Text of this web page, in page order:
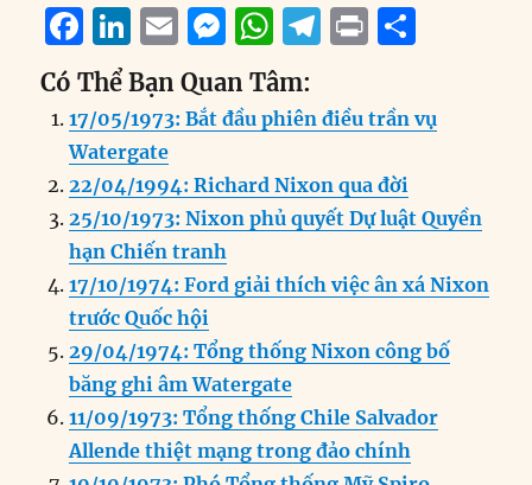
F
a
c
e
b
o
o
k
Li
n
k
e
d
I
n
E
m
ai
l
M
ss
e
n
g
er
W
h
at
s
A
p
T
e
g
r
a
P
n
t
re
Có Thể Bạn Quan Tâm:
17/05/1973: Bắt đầu phiên điều trần vụ
Watergate
22/04/1994: Richard Nixon qua đời
25/10/1973: Nixon phủ quyết Dự luật Quyền
hạn Chiến tranh
17/10/1974: Ford giải thích việc ân xá Nixon
trước Quốc hội
29/04/1974: Tổng thống Nixon công bố
băng ghi âm Watergate
11/09/1973: Tổng thống Chile Salvador
Allende thiệt mạng trong đảo chính